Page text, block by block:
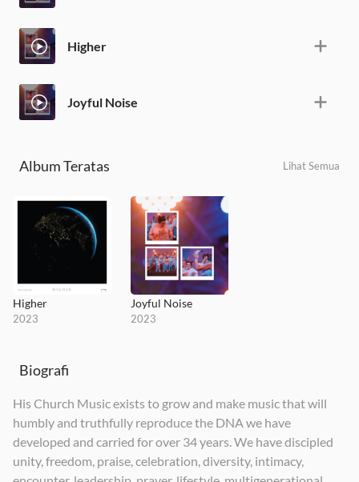
Higher
Joyful Noise
Album Teratas Lihat Semua
Higher
2023
Joyful Noise
2023
Biografi
His Church Music exists to grow and make music that will
humbly and truthfully reproduce the DNA we have
developed and carried for over 34 years. We have discipled
unity, freedom, praise, celebration, diversity, intimacy,